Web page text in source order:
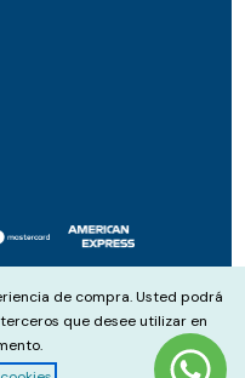
2026
con:
de compra. Usted podrá
que desee utilizar en